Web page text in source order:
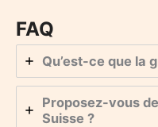
FAQ
Qu’est-ce que la
Proposez-vous
Suisse ?